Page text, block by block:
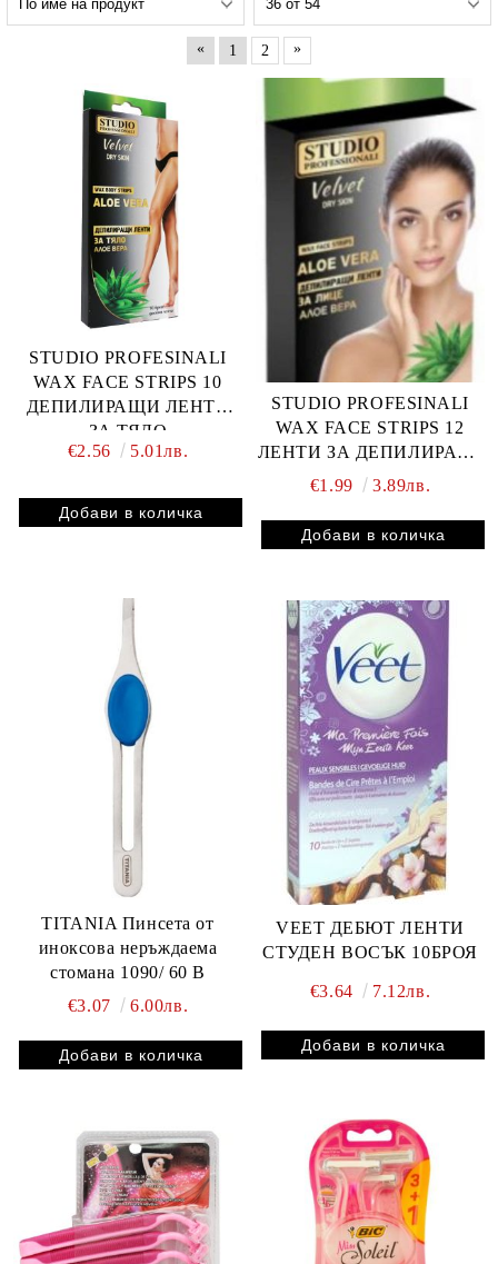
« 1 2 »
STUDIO PROFESINALI
WAX FACE STRIPS 10
ДЕПИЛИРАЩИ ЛЕНТИ
ЗА ТЯЛО
€2.56
5.01лв.
STUDIO PROFESINALI
WAX FACE STRIPS 12
ЛЕНТИ ЗА ДЕПИЛИРАНЕ
НА ЛИЦЕ
€1.99 3.89лв.
TITANIA Пинсета от
иноксова неръждаема
стомана 1090/ 60 B
€3.07
6.00лв.
VEET ДЕБЮТ ЛЕНТИ
СТУДЕН ВОСЪК 10БРОЯ
€3.64 7.12лв.